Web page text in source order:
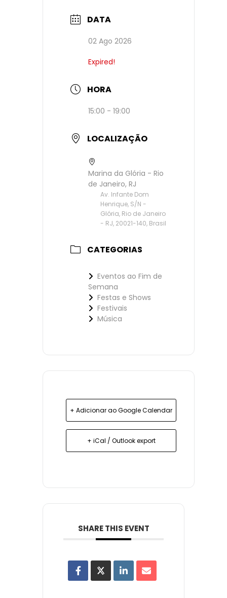
DATA
02 Ago 2026
Expired!
HORA
15:00 - 19:00
LOCALIZAÇÃO
Marina da Glória - Rio
de Janeiro, RJ
Av. Infante Dom
Henrique, S/N -
Glória, Rio de Janeiro
- RJ, 20021-140, Brasil
CATEGORIAS
Eventos ao Fim de
Semana
Festas e Shows
Festivais
Música
+ Adicionar ao Google Calendar
+ iCal / Outlook export
SHARE THIS EVENT